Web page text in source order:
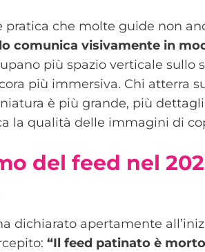
pratica che molte guide non
comunica visivamente in
più spazio verticale sullo
più immersiva. Chi atterra
è più grande, più
la qualità delle immagini di
del feed nel
dichiarato apertamente
“Il feed patinato è